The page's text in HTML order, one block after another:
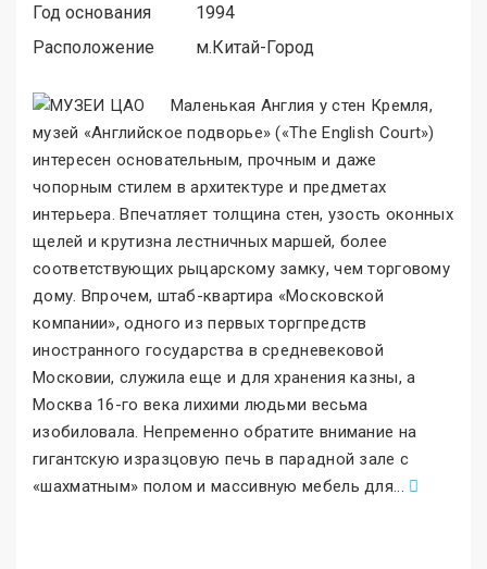
Год основания
1994
Расположение
м.Китай-Город
Маленькая Англия у стен Кремля,
музей «Английское подворье» («The English Court»)
интересен основательным, прочным и даже
чопорным стилем в архитектуре и предметах
интерьера. Впечатляет толщина стен, узость оконных
щелей и крутизна лестничных маршей, более
соответствующих рыцарскому замку, чем торговому
дому. Впрочем, штаб-квартира «Московской
компании», одного из первых торгпредств
иностранного государства в средневековой
Московии, служила еще и для хранения казны, а
Москва 16-го века лихими людьми весьма
изобиловала. Непременно обратите внимание на
гигантскую изразцовую печь в парадной зале с
«шахматным» полом и массивную мебель для...